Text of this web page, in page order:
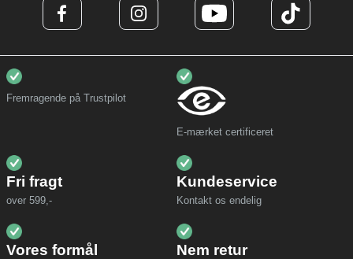
Fremragende på Trustpilot
E-mærket certificeret
Fri fragt
over 599,-
Kundeservice
Kontakt os endelig
Vores formål Nem retur